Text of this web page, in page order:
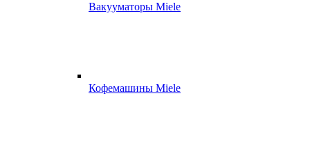
Вакууматоры Miele
Кофемашины Miele